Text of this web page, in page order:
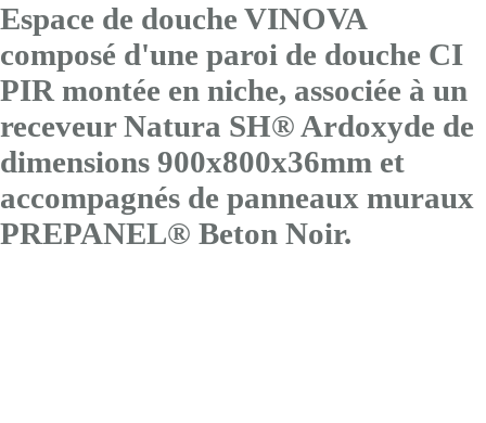
Espace de douche VINOVA
composé d'une paroi de douche CI
PIR montée en niche, associée à un
receveur Natura SH® Ardoxyde de
dimensions 900x800x36mm et
accompagnés de panneaux muraux
PREPANEL® Beton Noir.